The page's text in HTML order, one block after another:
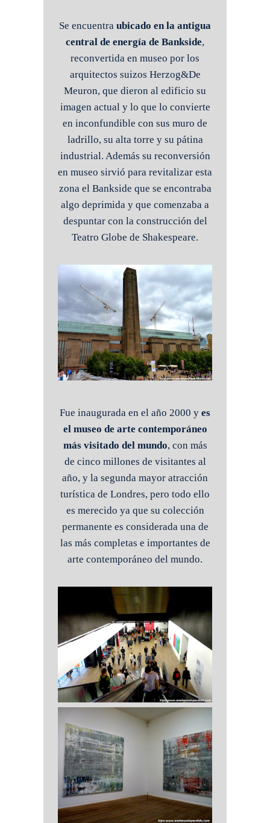
Se encuentra ubicado en la antigua
central de energía de Bankside,
reconvertida en museo por los
arquitectos suizos Herzog&De
Meuron, que dieron al edificio su
imagen actual y lo que lo convierte
en inconfundible con sus muro de
ladrillo, su alta torre y su pátina
industrial. Además su reconversión
en museo sirvió para revitalizar esta
zona el Bankside que se encontraba
algo deprimida y que comenzaba a
despuntar con la construcción del
Teatro Globe de Shakespeare.
Fue inaugurada en el año 2000 y es
el museo de arte contemporáneo
más visitado del mundo, con más
de cinco millones de visitantes al
año, y la segunda mayor atracción
turística de Londres, pero todo ello
es merecido ya que su colección
permanente es considerada una de
las más completas e importantes de
arte contemporáneo del mundo.